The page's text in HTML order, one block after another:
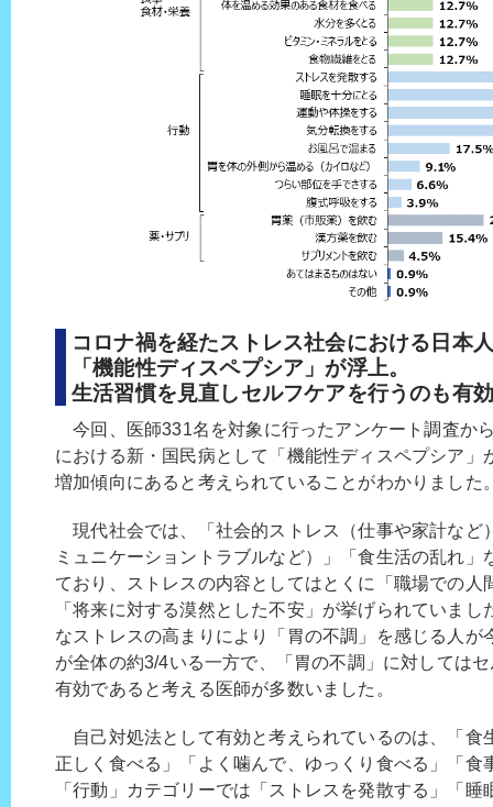
コロナ禍を経たストレス社会における日本
「機能性ディスペプシア」が浮上。
生活習慣を見直しセルフケアを行うのも有効
今回、医師331名を対象に行ったアンケート調査か
における新・国民病として「機能性ディスペプシア」
増加傾向にあると考えられていることがわかりました
現代社会では、「社会的ストレス（仕事や家計など
ミュニケーショントラブルなど）」「食生活の乱れ」
ており、ストレスの内容としてはとくに「職場での人
「将来に対する漠然とした不安」が挙げられていま
なストレスの高まりにより「胃の不調」を感じる人が
が全体の約3/4いる一方で、「胃の不調」に対しては
有効であると考える医師が多数いました。
自己対処法として有効と考えられているのは、「食
正しく食べる」「よく噛んで、ゆっくり食べる」「食
「行動」カテゴリーでは「ストレスを発散する」「